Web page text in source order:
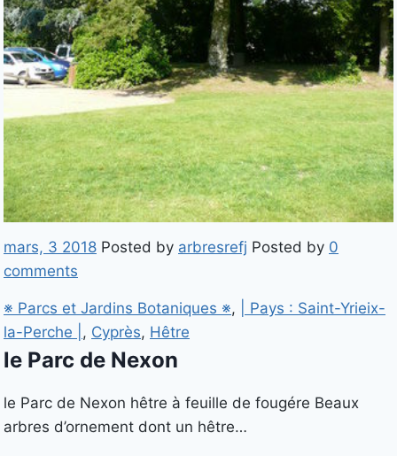
mars, 3 2018 Posted by arbresrefj Posted by 0
comments
※ Parcs et Jardins Botaniques ※,
| Pays : Saint-Yrieix-
la-Perche | , Cyprès, Hêtre
le Parc de Nexon
le Parc de Nexon hêtre à feuille de fougére Beaux
arbres d’ornement dont un hêtre…